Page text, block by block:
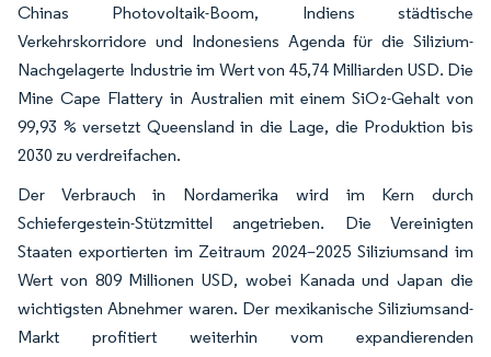
Chinas Photovoltaik-Boom, Indiens städtische
Verkehrskorridore und Indonesiens Agenda für die Silizium-
Nachgelagerte Industrie im Wert von 45,74 Milliarden USD. Die
Mine Cape Flattery in Australien mit einem SiO₂-Gehalt von
99,93 % versetzt Queensland in die Lage, die Produktion bis
2030 zu verdreifachen.
Der Verbrauch in Nordamerika wird im Kern durch
Schiefergestein-Stützmittel angetrieben. Die Vereinigten
Staaten exportierten im Zeitraum 2024–2025 Siliziumsand im
Wert von 809 Millionen USD, wobei Kanada und Japan die
wichtigsten Abnehmer waren. Der mexikanische Siliziumsand-
Markt profitiert weiterhin vom expandierenden